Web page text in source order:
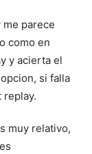
me parece
como en
y acierta el
si falla
replay.
muy relativo,